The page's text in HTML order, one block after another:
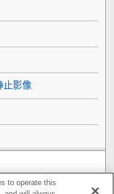
止影像
to operate this